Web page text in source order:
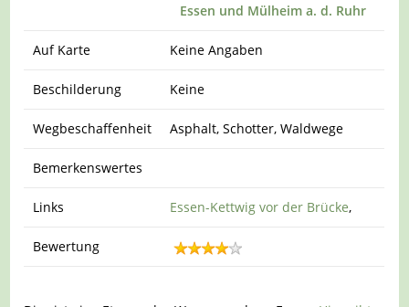
Essen und Mülheim a. d. Ruhr
Auf Karte Keine Angaben
Beschilderung Keine
Wegbeschaffenheit Asphalt, Schotter, Waldwege
Bemerkenswertes
Links Essen-Kettwig vor der Brücke,
Bewertung